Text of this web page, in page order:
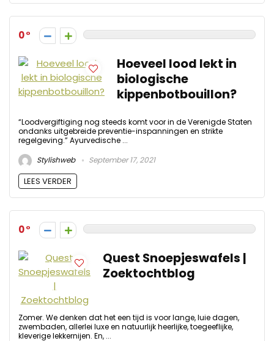
0
Hoeveel lood lekt in
biologische
kippenbotbouillon?
“Loodvergiftiging nog steeds komt voor in de Verenigde Staten
ondanks uitgebreide preventie-inspanningen en strikte
regelgeving.” Ayurvedische ...
Stylishweb
September 17, 2021
LEES VERDER
0
Quest Snoepjeswafels |
Zoektochtblog
Zomer. We denken dat het een tijd is voor lange, luie dagen,
zwembaden, allerlei luxe en natuurlijk heerlijke, toegeeflijke,
kleverige lekkernijen. En, ...